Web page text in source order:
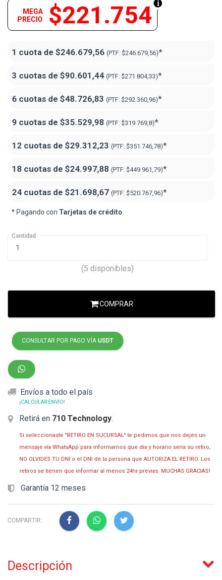
$221.754
MEGA
PRECIO
1 cuota de $246.679,56 (PTF: $246.679,56)*
3 cuotas de $90.601,44 (PTF: $271.804,33)*
6 cuotas de $48.726,83 (PTF: $292.360,96)*
9 cuotas de $35.529,98 (PTF: $319.769,8)*
12 cuotas de $29.312,23 (PTF: $351.746,78)*
18 cuotas de $24.997,88 (PTF: $449.961,79)*
24 cuotas de $21.698,67 (PTF: $520.767,96)*
* Pagando con Tarjetas de crédito
Cantidad
(5 disponibles)
COMPRAR
CONSULTAR POR PAGO VÍA USDT
Envíos a todo el país
¡CALCULAR ENVÍO!
Retirá en 710 Technology.
Si seleccionaste "RETIRO EN SUCURSAL" te pedimos que nos dejes un
mensaje vía WhatsApp para informarnos que día y horario seria su retiro,
NO OLVIDES TU DNI o el DNI de la persona que AUTORIZA EL RETIRO. Los
retiros se tienen que informar al menos 24hr previas. MUCHAS GRACIAS!
Garantía 12 meses
COMPARTIR:
Descripción